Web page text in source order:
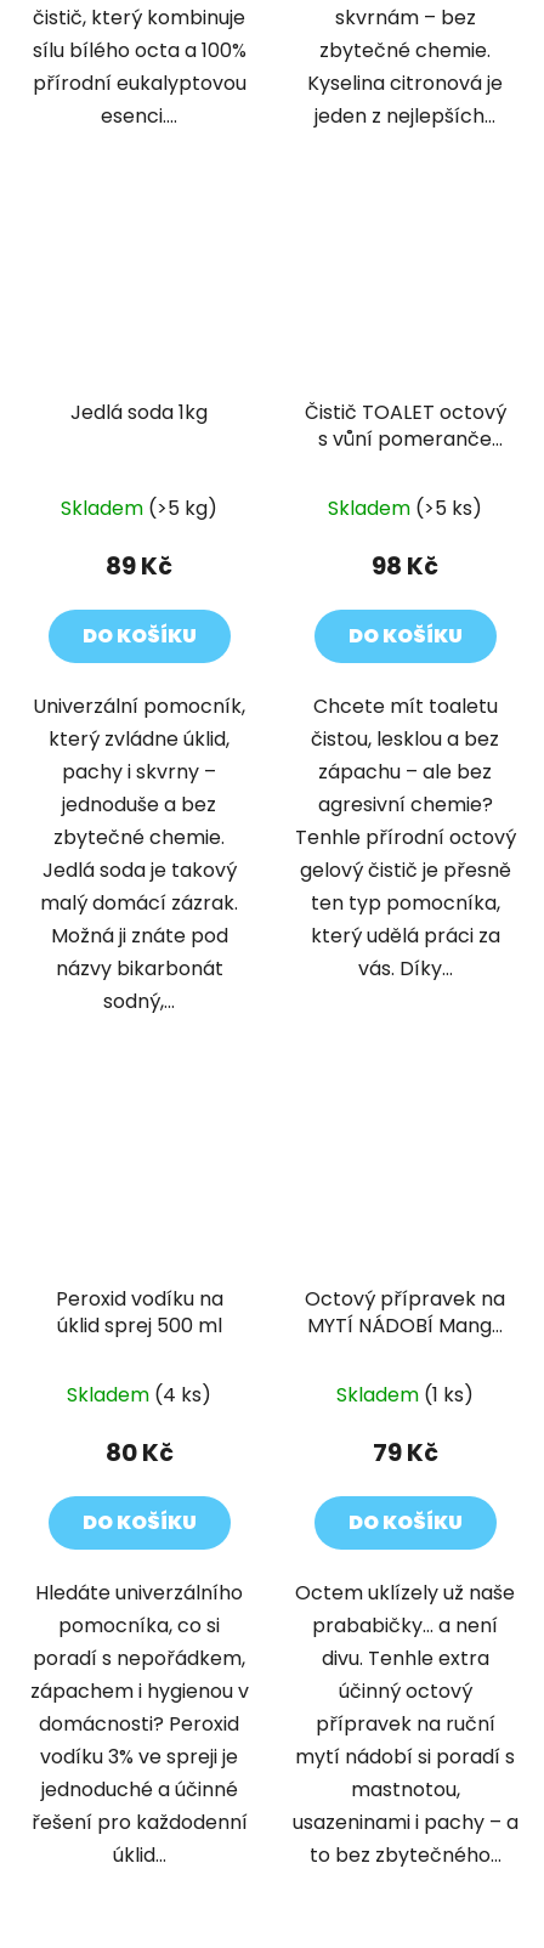
čistič, který kombinuje
sílu bílého octa a 100%
přírodní eukalyptovou
esenci....
skvrnám – bez
zbytečné chemie.
Kyselina citronová je
jeden z nejlepších...
Jedlá soda 1kg
Skladem (>5 kg)
89 Kč
DO KOŠÍKU
Univerzální pomocník,
který zvládne úklid,
pachy i skvrny –
jednoduše a bez
zbytečné chemie.
Jedlá soda je takový
malý domácí zázrak.
Možná ji znáte pod
názvy bikarbonát
sodný,...
Čistič TOALET octový
s vůní pomeranče
Skladem (>5 ks)
98 Kč
DO KOŠÍKU
Chcete mít toaletu
čistou, lesklou a bez
zápachu – ale bez
agresivní chemie?
Tenhle přírodní octový
gelový čistič je přesně
ten typ pomocníka,
který udělá práci za
vás. Díky...
Peroxid vodíku na
úklid sprej 500 ml
Skladem (4 ks)
80 Kč
DO KOŠÍKU
Hledáte univerzálního
pomocníka, co si
poradí s nepořádkem,
zápachem i hygienou v
domácnosti? Peroxid
vodíku 3% ve spreji je
jednoduché a účinné
řešení pro každodenní
úklid...
Octový přípravek na
MYTÍ NÁDOBÍ Mango
Skladem (1 ks)
79 Kč
DO KOŠÍKU
Octem uklízely už naše
prababičky… a není
divu. Tenhle extra
účinný octový
přípravek na ruční
mytí nádobí si poradí s
mastnotou,
usazeninami i pachy – a
to bez zbytečného...